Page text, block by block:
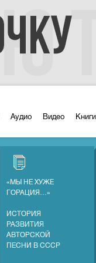
Аудио Видео Книги
«МЫ НЕ ХУЖЕ
ГОРАЦИЯ…»
ИСТОРИЯ
РАЗВИТИЯ
АВТОРСКОЙ
ПЕСНИ В СССР